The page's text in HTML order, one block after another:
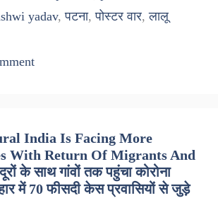
yadav,पटना,पोस्टर वार,लालू
India Is Facing More
With Return Of Migrants And
के साथ गांवों तक पहुंचा कोरोना
में 70 फीसदी केस प्रवासियों से जुड़े